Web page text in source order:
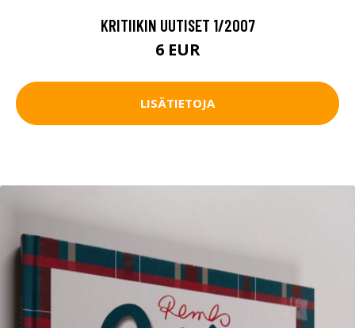
KRITIIKIN UUTISET 1/2007
6 EUR
LISÄTIETOJA